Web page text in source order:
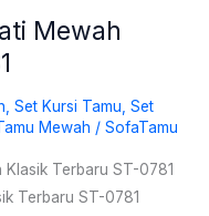
Mewah
Set Kursi Tamu Set
Mewah / SofaTamu
Terbaru ST-0781
Terbaru ST-0781